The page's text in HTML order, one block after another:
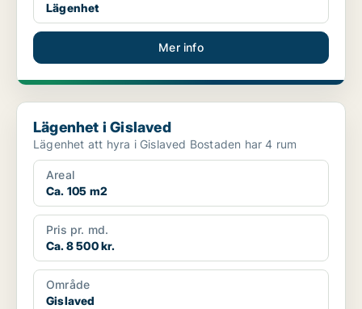
Lägenhet
Mer info
Lägenhet i Gislaved
Lägenhet i Gislaved
Lägenhet att hyra i Gislaved Bostaden har 4 rum
Areal
Ca. 105 m2
Pris pr. md.
Ca. 8 500 kr.
Område
Gislaved